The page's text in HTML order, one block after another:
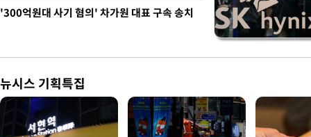
'300억원대 사기 혐의' 차가원 대표 구속 송치
뉴시스 기획특집